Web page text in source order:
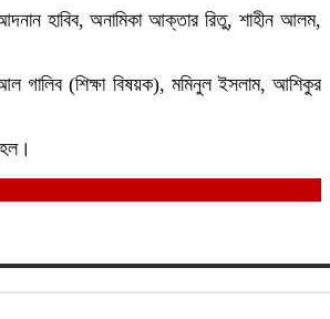
হাবিব, অনামিকা আক্তার রিতু, শাহীন আলম,
গালিব (শিক্ষা বিষয়ক), মমিনুল ইসলাম, আশিকুর